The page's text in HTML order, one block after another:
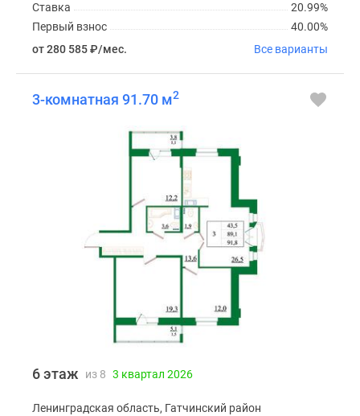
20.99%
Ставка
40.00%
Первый взнос
от 280 585₽/мес. Все варианты
3-комнатная 91.70 м2
6 этаж из 8 3 квартал 2026
Ленинградская область, Гатчинский район